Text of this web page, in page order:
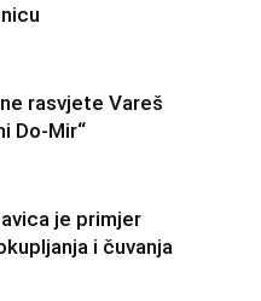
rasvjete Vareš
Do-Mir“
je primjer
i čuvanja